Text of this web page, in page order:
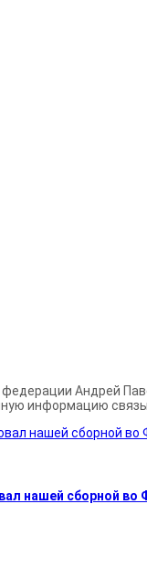
Андрей
информацию
нашей сборной во